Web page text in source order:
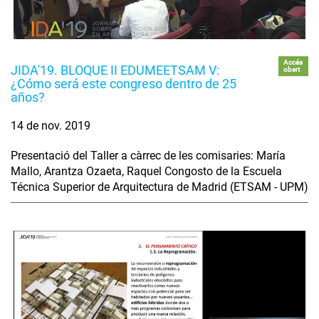
JIDA'19. BLOQUE II EDUMEETSAM V:
¿Cómo será este congreso dentro de 25
años?
Accés
obert
14 de nov. 2019
Presentació del Taller a càrrec de les comisaries: María
Mallo, Arantza Ozaeta, Raquel Congosto de la Escuela
Técnica Superior de Arquitectura de Madrid (ETSAM - UPM)